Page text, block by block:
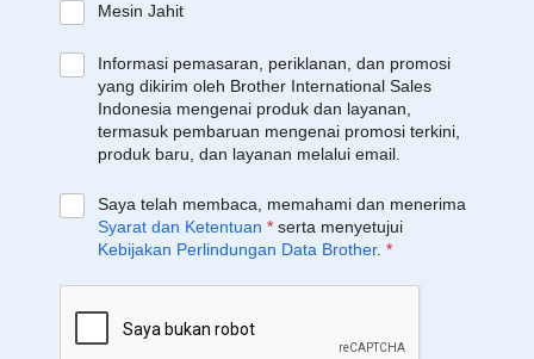
Mesin Jahit
Informasi pemasaran, periklanan, dan promosi
yang dikirim oleh Brother International Sales
Indonesia mengenai produk dan layanan,
termasuk pembaruan mengenai promosi terkini,
produk baru, dan layanan melalui email.
Saya telah membaca, memahami dan menerima
Syarat dan Ketentuan * serta menyetujui
Kebijakan Perlindungan Data Brother. *